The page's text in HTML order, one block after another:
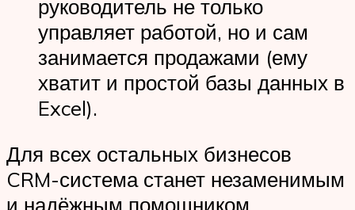
руководитель не только
управляет работой, но и сам
занимается продажами (ему
хватит и простой базы данных в
Excel).
Для всех остальных бизнесов
CRM-система станет незаменимым
и надёжным помощником.